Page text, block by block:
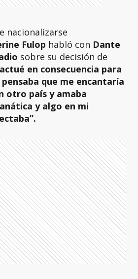
nacionalizarse
Fulop habló con Dante
sobre su decisión de
en consecuencia para
que me encantaría
otro país y amaba
y algo en mi